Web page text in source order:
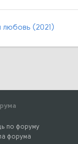
любовь (2021)
по форуму
форума